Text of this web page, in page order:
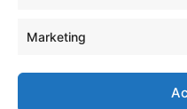
Marketing